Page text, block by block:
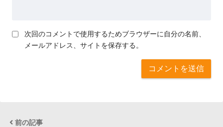
次回のコメントで使用するためブラウザーに自分の名前、
メールアドレス、サイトを保存する。
前の記事